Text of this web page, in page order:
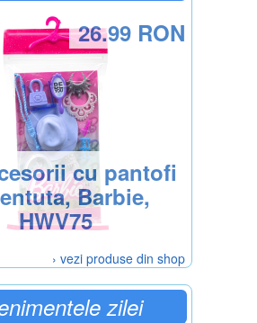
cu pantofi
Barbie,
HWV75
26.99 RON
› vezi produse din shop
zilei